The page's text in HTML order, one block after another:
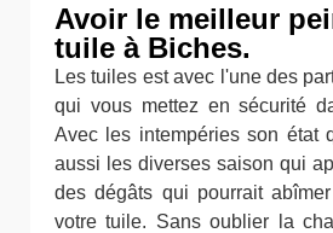
Avoir le meilleur
tuile à Biches.
Les tuiles est avec l'une des
qui vous mettez en sécurité
Avec les intempéries son état
aussi les diverses saison qui
des dégâts qui pourrait
votre tuile. Sans oublier la